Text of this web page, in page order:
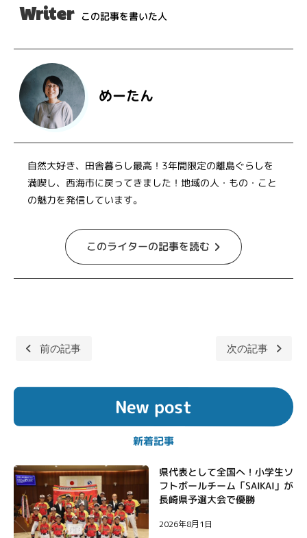
Writer この記事を書いた人
めーたん
自然大好き、田舎暮らし最高！3年間限定の離島ぐらしを
満喫し、西海市に戻ってきました！地域の人・もの・こと
の魅力を発信しています。
このライターの記事を読む
稿
ビ
ー
シ
ョ
ン
前の記事 次の記事
New post
新着記事
県代表として全国へ！小学生ソ
フトボールチーム「SAIKAI」が
長崎県予選大会で優勝
2026年8月1日